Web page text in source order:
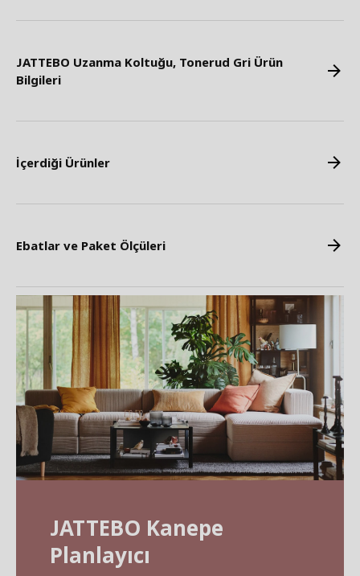
JATTEBO Uzanma Koltuğu, Tonerud Gri Ürün
Bilgileri
İçerdiği Ürünler
Ebatlar ve Paket Ölçüleri
JATTEBO Kanepe
Planlayıcı